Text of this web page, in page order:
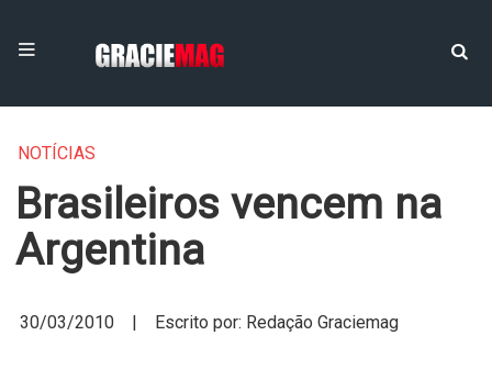
NOTÍCIAS
Brasileiros vencem na
Argentina
30/03/2010 | Escrito por: Redação Graciemag